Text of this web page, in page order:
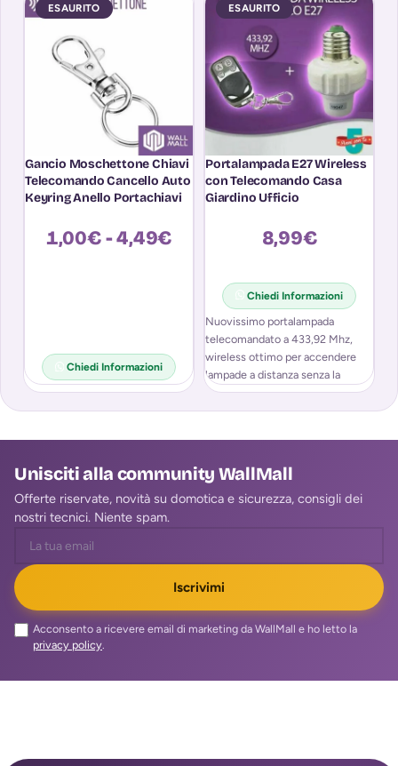
ESAURITO
Gancio Moschettone Chiavi
Telecomando Cancello Auto
Keyring Anello Portachiavi
1,00€-4,49€
Chiedi Informazioni
ESAURITO
Portalampada E27 Wireless
con Telecomando Casa
Giardino Ufficio
8,99€
Chiedi Informazioni
Nuovissimo portalampada
telecomandato a 433,92 Mhz,
wireless ottimo per accendere
lampade a distanza senza la
necessità di agire sull’interruttore.
Quest’
Unisciti alla community WallMall
Offerte riservate, novità su domotica e sicurezza, consigli dei
nostri tecnici. Niente spam.
Iscrivimi
Acconsento a ricevere email di marketing da WallMall e ho letto la
privacy policy.